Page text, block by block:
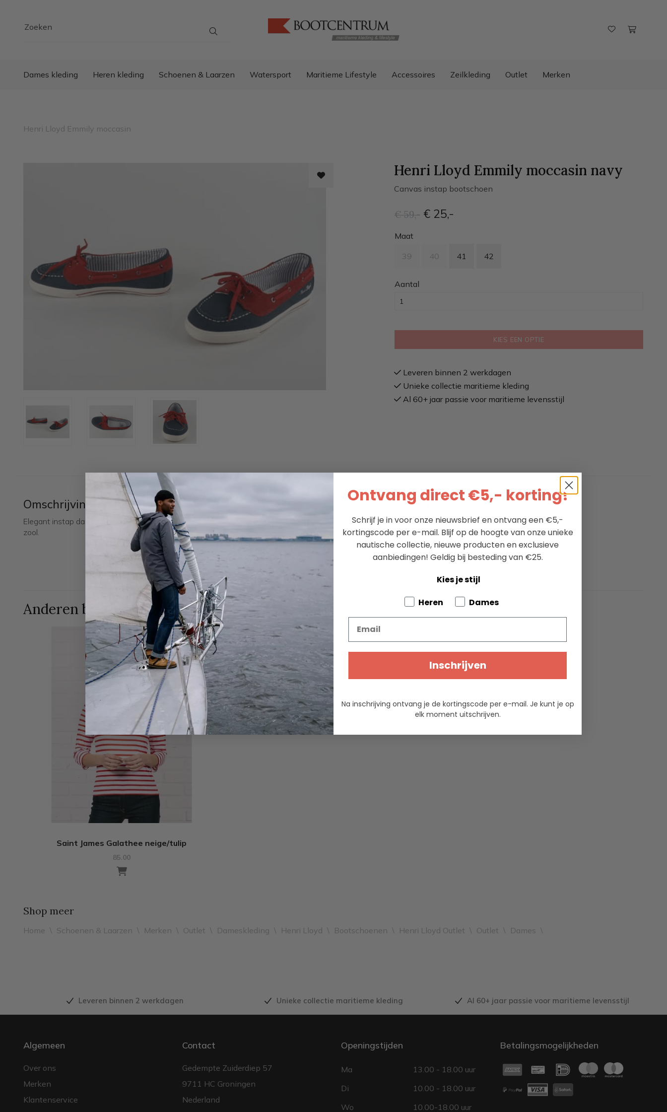
Zoeken
Dames kleding Heren kleding Schoenen & Laarzen Watersport Maritieme Lifestyle Accessoires Zeilkleding Outlet Merken
Henri Lloyd Emmily moccasin
Henri Lloyd Emmily moccasin navy
Canvas instap bootschoen
€ 59,- € 25,-
Maat
39 40 41 42
Aantal
KIES EEN OPTIE
Leveren binnen 2 werkdagen
Unieke collectie maritieme kleding
Al 60+ jaar passie voor maritieme levensstijl
Omschrijving
Elegant instap dames bootschoen van Henri Lloyd.Katoen gevoerd en rubber anti-slip
zool.
Specificaties
Merk
Henri Lloyd
Materiaal
katoen
Voorraad
2
Anderen bestelden ook
Saint James Galathee neige/tulip
85.00
Shop meer
Home \ Schoenen & Laarzen \ Merken \ Outlet \ Dameskleding \ Henri Lloyd \ Bootschoenen \ Henri Lloyd Outlet \ Outlet \ Dames \
Leveren binnen 2 werkdagen Unieke collectie maritieme kleding Al 60+ jaar passie voor maritieme levensstijl
Algemeen
Over ons
Merken
Klantenservice
Contact
Gedempte Zuiderdiep 57
9711 HC Groningen
Nederland
Openingstijden
Ma
13.00 - 18.00 uur
Di
10.00 - 18.00 uur
Wo
10.00-18.00 uur
Betalingsmogelijkheden
Ontvang direct €5,- korting!
Schrijf je in voor onze nieuwsbrief en ontvang een €5,-
kortingscode per e-mail. Blijf op de hoogte van onze unieke
nautische collectie, nieuwe producten en exclusieve
aanbiedingen! Geldig bij besteding van €25.
Kies je stijl
Tell us about your pets
Heren
Dames
Inschrijven
Na inschrijving ontvang je de kortingscode per e-mail. Je kunt je op
elk moment uitschrijven.